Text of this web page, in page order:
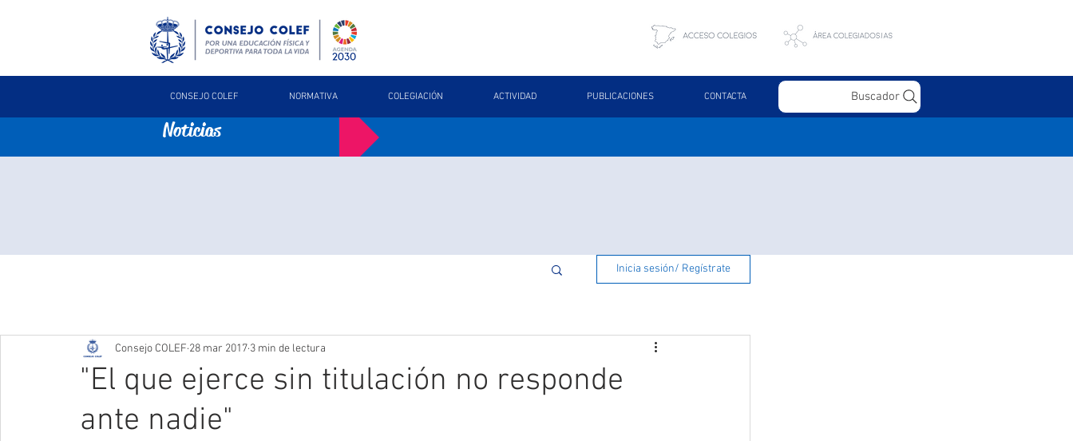
CONSEJO COLEF NORMATIVA COLEGIACIÓN ACTIVIDAD PUBLICACIONES CONTACTA Buscador
Noticias
Inicia sesión/ Regístrate
"El que ejerce sin titulación no responde
ante nadie"
Consejo COLEF 28 mar 2017 3 min de lectura